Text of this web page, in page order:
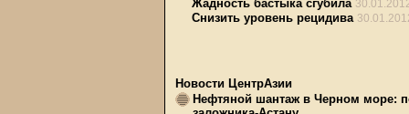
Жадность бастыка сгубила
Снизить уровень рецидива
Новости ЦентрАзии
Нефтяной шантаж в Черном море: